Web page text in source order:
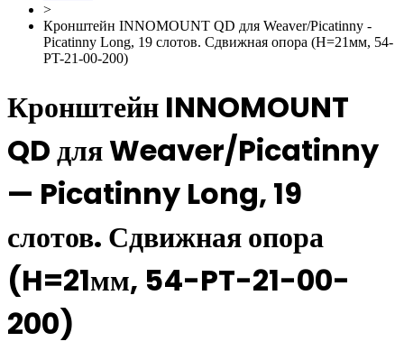
>
Кронштейн INNOMOUNT QD для Weaver/Picatinny -
Picatinny Long, 19 слотов. Сдвижная опора (H=21мм, 54-
PT-21-00-200)
Кронштейн INNOMOUNT
QD для Weaver/Picatinny
— Picatinny Long, 19
слотов. Сдвижная опора
(H=21мм, 54-PT-21-00-
200)